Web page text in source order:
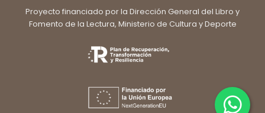
Proyecto financiado por la Dirección General del Libro y
Fomento de la Lectura, Ministerio de Cultura y Deporte